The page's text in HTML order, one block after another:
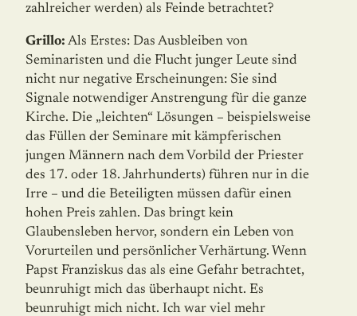
zahlreicher werden) als Feinde betrachtet?
Grillo: Als Erstes: Das Ausbleiben von
Seminaristen und die Flucht junger Leute sind
nicht nur negative Erscheinungen: Sie sind
Signale notwendiger Anstrengung für die ganze
Kirche. Die „leichten“ Lösungen – beispielsweise
das Füllen der Seminare mit kämpferischen
jungen Männern nach dem Vorbild der Priester
des 17. oder 18. Jahrhunderts) führen nur in die
Irre – und die Beteiligten müssen dafür einen
hohen Preis zahlen. Das bringt kein
Glaubensleben hervor, sondern ein Leben von
Vorurteilen und persönlicher Verhärtung. Wenn
Papst Franziskus das als eine Gefahr betrachtet,
beunruhigt mich das überhaupt nicht. Es
beunruhigt mich nicht. Ich war viel mehr